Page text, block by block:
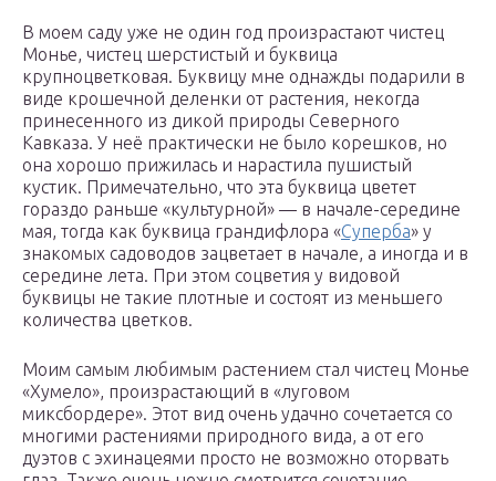
В моем саду уже не один год произрастают чистец
Монье, чистец шерстистый и буквица
крупноцветковая. Буквицу мне однажды подарили в
виде крошечной деленки от растения, некогда
принесенного из дикой природы Северного
Кавказа. У неё практически не было корешков, но
она хорошо прижилась и нарастила пушистый
кустик. Примечательно, что эта буквица цветет
гораздо раньше «культурной» — в начале-середине
мая, тогда как буквица грандифлора «Суперба» у
знакомых садоводов зацветает в начале, а иногда и в
середине лета. При этом соцветия у видовой
буквицы не такие плотные и состоят из меньшего
количества цветков.
Моим самым любимым растением стал чистец Монье
«Хумело», произрастающий в «луговом
миксбордере». Этот вид очень удачно сочетается со
многими растениями природного вида, а от его
дуэтов с эхинацеями просто не возможно оторвать